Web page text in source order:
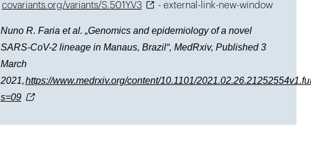
covariants.org/variants/S.501Y.V3 - external-link-new-window
Nuno R. Faria et al. „Genomics and epidemiology of a novel
SARS-CoV-2 lineage in Manaus, Brazil“, MedRxiv, Published 3
March
2021,https://www.medrxiv.org/content/10.1101/2021.02.26.21252554v1.full?
s=09